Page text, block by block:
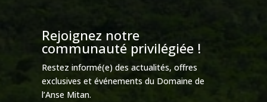
Rejoignez notre
communauté privilégiée !
Restez informé(e) des actualités, offres
exclusives et événements du Domaine de
l’Anse Mitan.